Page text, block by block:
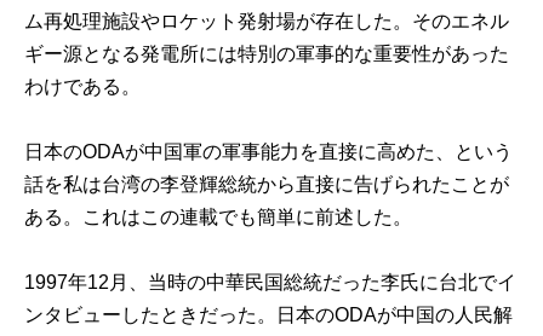
ム再処理施設やロケット発射場が存在した。そのエネル
ギー源となる発電所には特別の軍事的な重要性があった
わけである。
日本のODAが中国軍の軍事能力を直接に高めた、という
話を私は台湾の李登輝総統から直接に告げられたことが
ある。これはこの連載でも簡単に前述した。
1997年12月、当時の中華民国総統だった李氏に台北でイ
ンタビューしたときだった。日本のODAが中国の人民解